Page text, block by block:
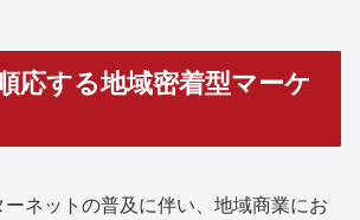
応する地域密着型マーケ
ネットの普及に伴い、地域商業にお